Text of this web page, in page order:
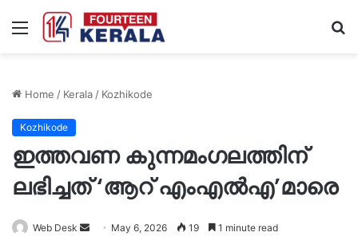
Menu
Home / Kerala/ Kozhikode
Kozhikode
ഇത്തവണ കുന്നമംഗലത്തിന്
ലഭിച്ചത് ‘ആറ് എംഎൽഎ’മാരെ
Web Desk
Send May 6, 2026 19 1 minute read